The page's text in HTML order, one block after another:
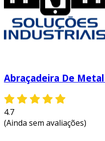
Abraçadeira De
4.7
(Ainda sem avaliações)